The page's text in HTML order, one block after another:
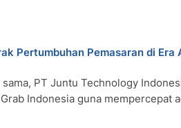
Pertumbuhan Pemasaran di Era
PT Juntu Technology
Indonesia guna mempercepat